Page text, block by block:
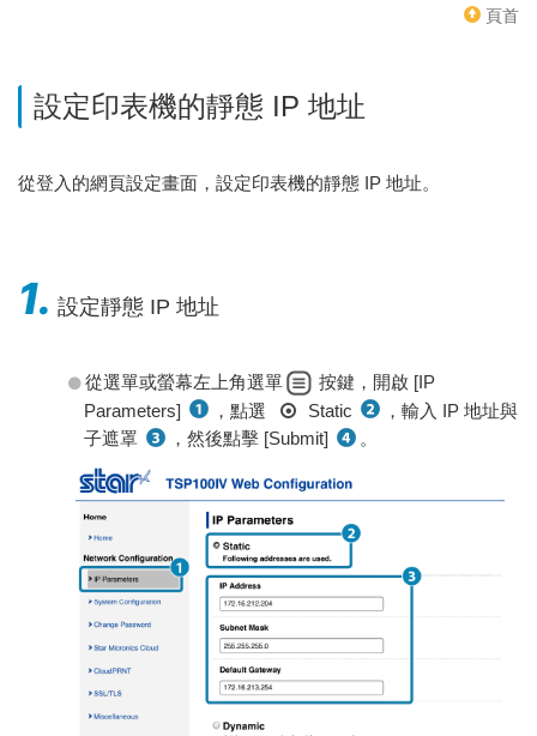
頁首
設定印表機的靜態 IP 地址
從登入的網頁設定畫面，設定印表機的靜態 IP 地址。
1. 設定靜態 IP 地址
從選單或螢幕左上角選單
按鍵，開啟 [IP
Parameters]
，點選 Static
，輸入 IP 地址與
子遮罩
，然後點擊 [Submit] 。